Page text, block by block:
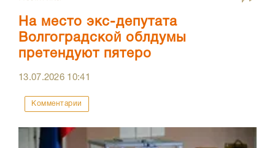
На место экс-депутата
Волгоградской облдумы
претендуют пятеро
13.07.2026 10:41
Комментарии